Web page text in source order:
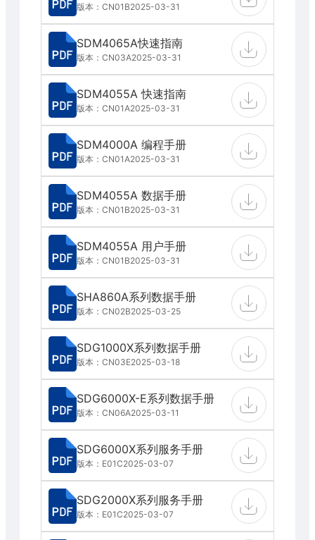
版本：CN01B2025-03-31
SDM4065A快速指南
版本：CN03A2025-03-31
SDM4055A 快速指南
版本：CN01A2025-03-31
SDM4000A 编程手册
版本：CN01A2025-03-31
SDM4055A 数据手册
版本：CN01B2025-03-31
SDM4055A 用户手册
版本：CN01B2025-03-31
SHA860A系列数据手册
版本：CN02B2025-03-25
SDG1000X系列数据手册
版本：CN03E2025-03-18
SDG6000X-E系列数据手册
版本：CN06A2025-03-11
SDG6000X系列服务手册
版本：E01C2025-03-07
SDG2000X系列服务手册
版本：E01C2025-03-07